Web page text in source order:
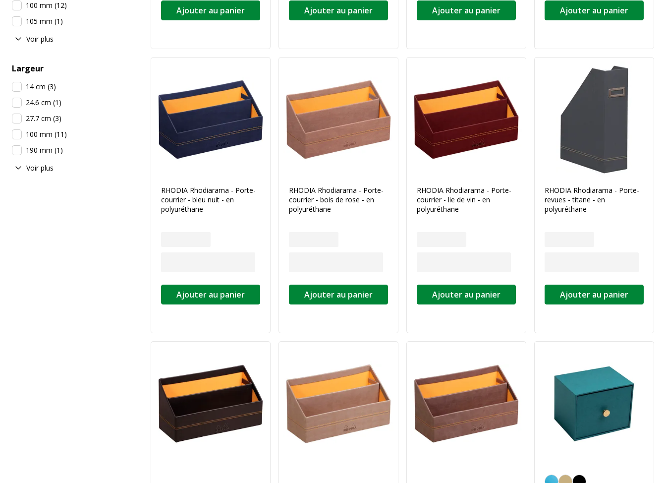
100 mm (12)
105 mm (1 )
Voir plus
Largeur
14 cm (3)
24.6 cm (1 )
27.7 cm (3)
100 mm (11 )
190 mm (1 )
Voir plus
Ajouter au panier Ajouter au panier Ajouter au panier Ajouter au panier
RHODIA Rhodiarama - Porte-
courrier - bleu nuit - en
polyuréthane
Ajouter au panier
RHODIA Rhodiarama - Porte-
courrier - bois de rose - en
polyuréthane
Ajouter au panier
RHODIA Rhodiarama - Porte-
courrier - lie de vin - en
polyuréthane
Ajouter au panier
RHODIA Rhodiarama - Porte-
revues - titane - en
polyuréthane
Ajouter au panier
Bleu